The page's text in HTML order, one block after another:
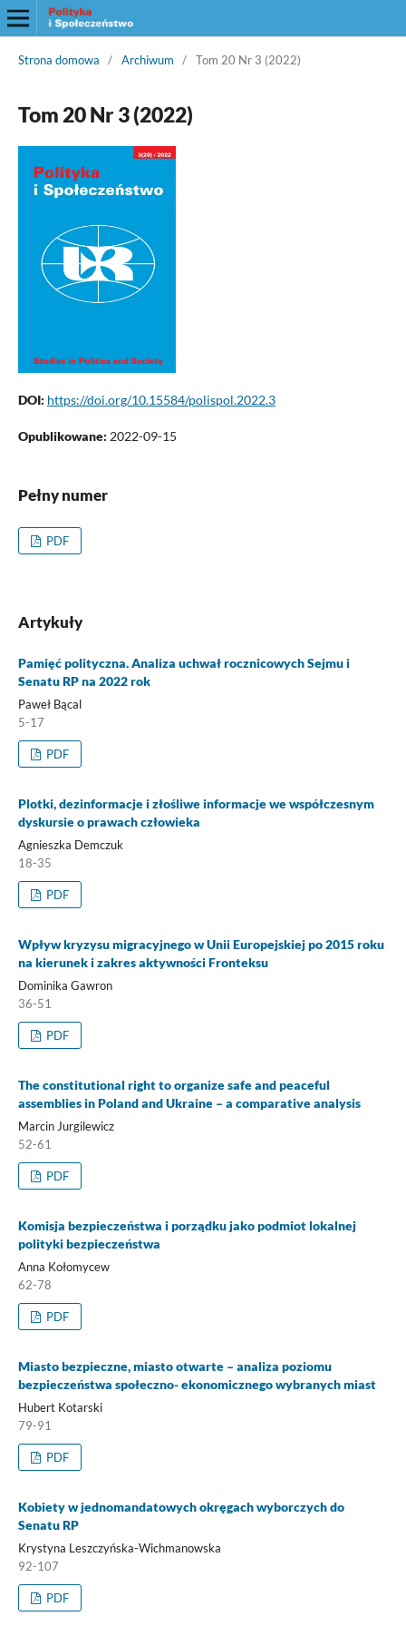
Strona domowa / Archiwum / Tom 20 Nr 3 (2022)
Tom 20 Nr 3 (2022)
DOI: https://doi.org/10.15584/polispol.2022.3
Opublikowane: 2022-09-15
Pełny numer
PDF
Artykuły
Pamięć polityczna. Analiza uchwał rocznicowych Sejmu i
Senatu RP na 2022 rok
Paweł Bącal
5-17
PDF
Plotki, dezinformacje i złośliwe informacje we współczesnym
dyskursie o prawach człowieka
Agnieszka Demczuk
18-35
PDF
Wpływ kryzysu migracyjnego w Unii Europejskiej po 2015 roku
na kierunek i zakres aktywności Fronteksu
Dominika Gawron
36-51
PDF
The constitutional right to organize safe and peaceful
assemblies in Poland and Ukraine – a comparative analysis
Marcin Jurgilewicz
52-61
PDF
Komisja bezpieczeństwa i porządku jako podmiot lokalnej
polityki bezpieczeństwa
Anna Kołomycew
62-78
PDF
Miasto bezpieczne, miasto otwarte – analiza poziomu
bezpieczeństwa społeczno- ekonomicznego wybranych miast
Hubert Kotarski
79-91
PDF
Kobiety w jednomandatowych okręgach wyborczych do
Senatu RP
Krystyna Leszczyńska-Wichmanowska
92-107
PDF